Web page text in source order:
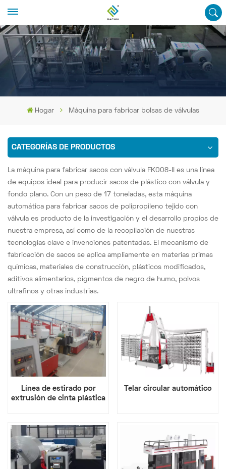
Hogar Máquina para fabricar bolsas de válvulas
CATEGORÍAS DE PRODUCTOS
La máquina para fabricar sacos con válvula FK008-II es una línea
de equipos ideal para producir sacos de plástico con válvula y
fondo plano. Con un peso de 17 toneladas, esta máquina
automática para fabricar sacos de polipropileno tejido con
válvula es producto de la investigación y el desarrollo propios de
nuestra empresa, así como de la recopilación de nuestras
tecnologías clave e invenciones patentadas. El mecanismo de
fabricación de sacos se aplica ampliamente en materias primas
químicas, materiales de construcción, plásticos modificados,
aditivos alimentarios, pigmentos de negro de humo, polvos
ultrafinos y otras industrias.
Línea de estirado por
extrusión de cinta plástica
Telar circular automático